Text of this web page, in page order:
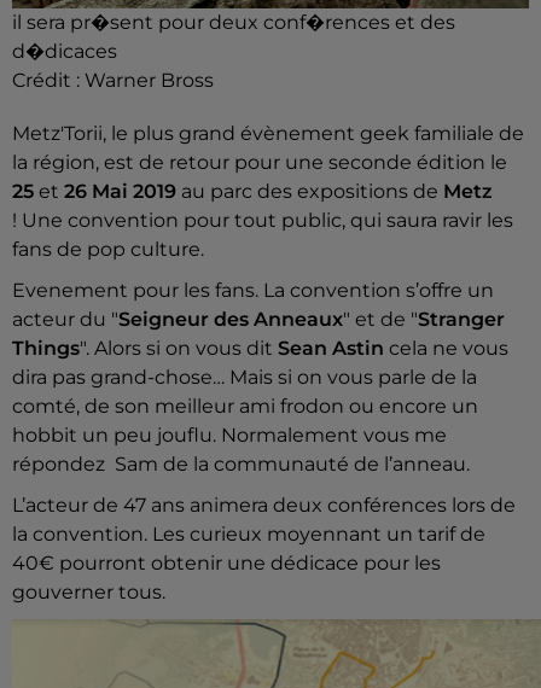
il sera pr�sent pour deux conf�rences et des
d�dicaces
Crédit : Warner Bross
Metz'Torii, le plus grand évènement geek familiale de
la région, est de retour pour une seconde édition le
25 et 26 Mai 2019 au parc des expositions de Metz
! Une convention pour tout public, qui saura ravir les
fans de pop culture.
Evenement pour les fans. La convention s’offre un
acteur du "Seigneur des Anneaux" et de "Stranger
Things". Alors si on vous dit Sean Astin cela ne vous
dira pas grand-chose… Mais si on vous parle de la
comté, de son meilleur ami frodon ou encore un
hobbit un peu jouflu. Normalement vous me
répondez Sam de la communauté de l’anneau.
L’acteur de 47 ans animera deux conférences lors de
la convention. Les curieux moyennant un tarif de
40€ pourront obtenir une dédicace pour les
gouverner tous.